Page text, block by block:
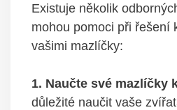
Existuje několik⁣
⁤mohou⁤ pomoci při ‌řešení
vašimi mazlíčky:
1. Naučte své ‍mazlíčky
důležité naučit​ vaše